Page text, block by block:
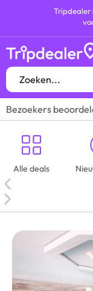
Tripdealer
Bezoekers
Alle deals